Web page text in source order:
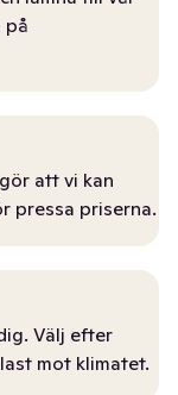
på
att vi kan
pressa priserna.
Välj efter
mot klimatet.